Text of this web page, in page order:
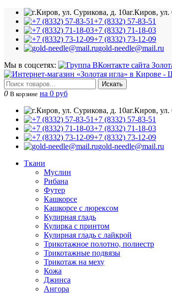
г.Киров, ул.
+7 (8332) 57-83-51
+7 (8332) 71-18-03
+7 (8332) 73-12-09
gold-needle@mail.ru
Мы в соцсетях:
Искать
0 В корзине на 0 руб
г.Киров, ул.
+7 (8332) 57-83-51
+7 (8332) 71-18-03
+7 (8332) 73-12-09
gold-needle@mail.ru
Ткани
Муслин
Рибана
Футер
Кашкорсе
Кашкорсе с люрексом
Кулирная гладь
Кулирка с принтом
Кулирная гладь с лайкрой
Трикотажное полотно, полиестр
Трикотажные подвязы
Трикотаж на меху
Кожа
Джинса
Ангора